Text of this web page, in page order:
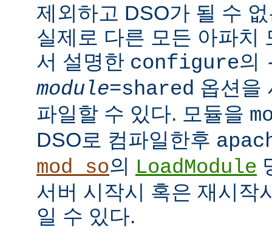
제외하고 DSO가 될 수
실제로 다른 모든 아파치
서 설명한 configure의
module=shared 옵션을
파일할 수 있다. 모듈을
DSO로 컴파일한후
mod_so의 LoadModule
서버 시작시 혹은 재시작
일 수 있다.